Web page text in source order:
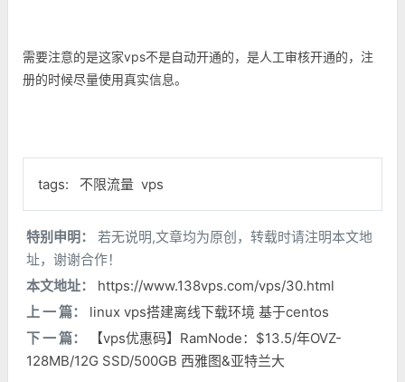
需要注意的是这家vps不是自动开通的，是人工审核开通的，注
册的时候尽量使用真实信息。
tags: 不限流量 vps
特别申明：
若无说明,文章均为原创，转载时请注明本文地
址，谢谢合作！
本文地址：
https://www.138vps.com/vps/30.html
上 一 篇：
linux vps搭建离线下载环境 基于centos
下 一 篇：
【vps优惠码】RamNode：$13.5/年OVZ-
128MB/12G SSD/500GB 西雅图&亚特兰大